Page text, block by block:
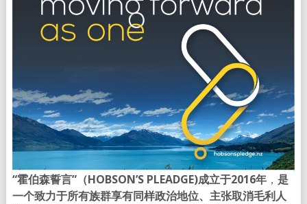
“霍伯森誓言”（HOBSON’S PLEADGE)成立于2016年， 是
一个致力于所有族群享有同样政治地位、主张取消毛利人